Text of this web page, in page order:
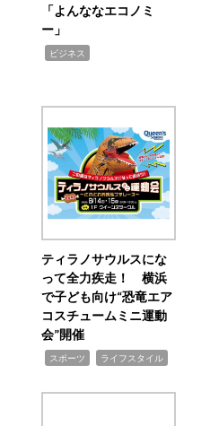
「よんななエコノミ
ー」
ビジネス
ティラノサウルスにな
って全力疾走！ 横浜
で子ども向け“恐竜エア
コスチュームミニ運動
会”開催
スポーツ ライフスタイル